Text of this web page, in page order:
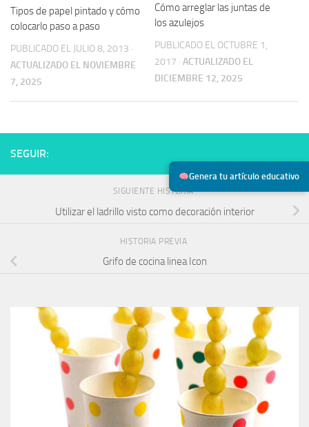
Genera tu artículo educativo
Tipos de papel pintado y cómo
colocarlo paso a paso
PUBLICADO EL JULIO 8, 2013 ·
ACTUALIZADO EL NOVIEMBRE
7, 2025
Cómo arreglar las juntas de
los azulejos
PUBLICADO EL OCTUBRE 1,
2017 · ACTUALIZADO EL
DICIEMBRE 12, 2025
SEGUIR:
SIGUIENTE HISTORIA
Utilizar el ladrillo visto como decoración interior
HISTORIA PREVIA
Grifo de cocina linea Icon